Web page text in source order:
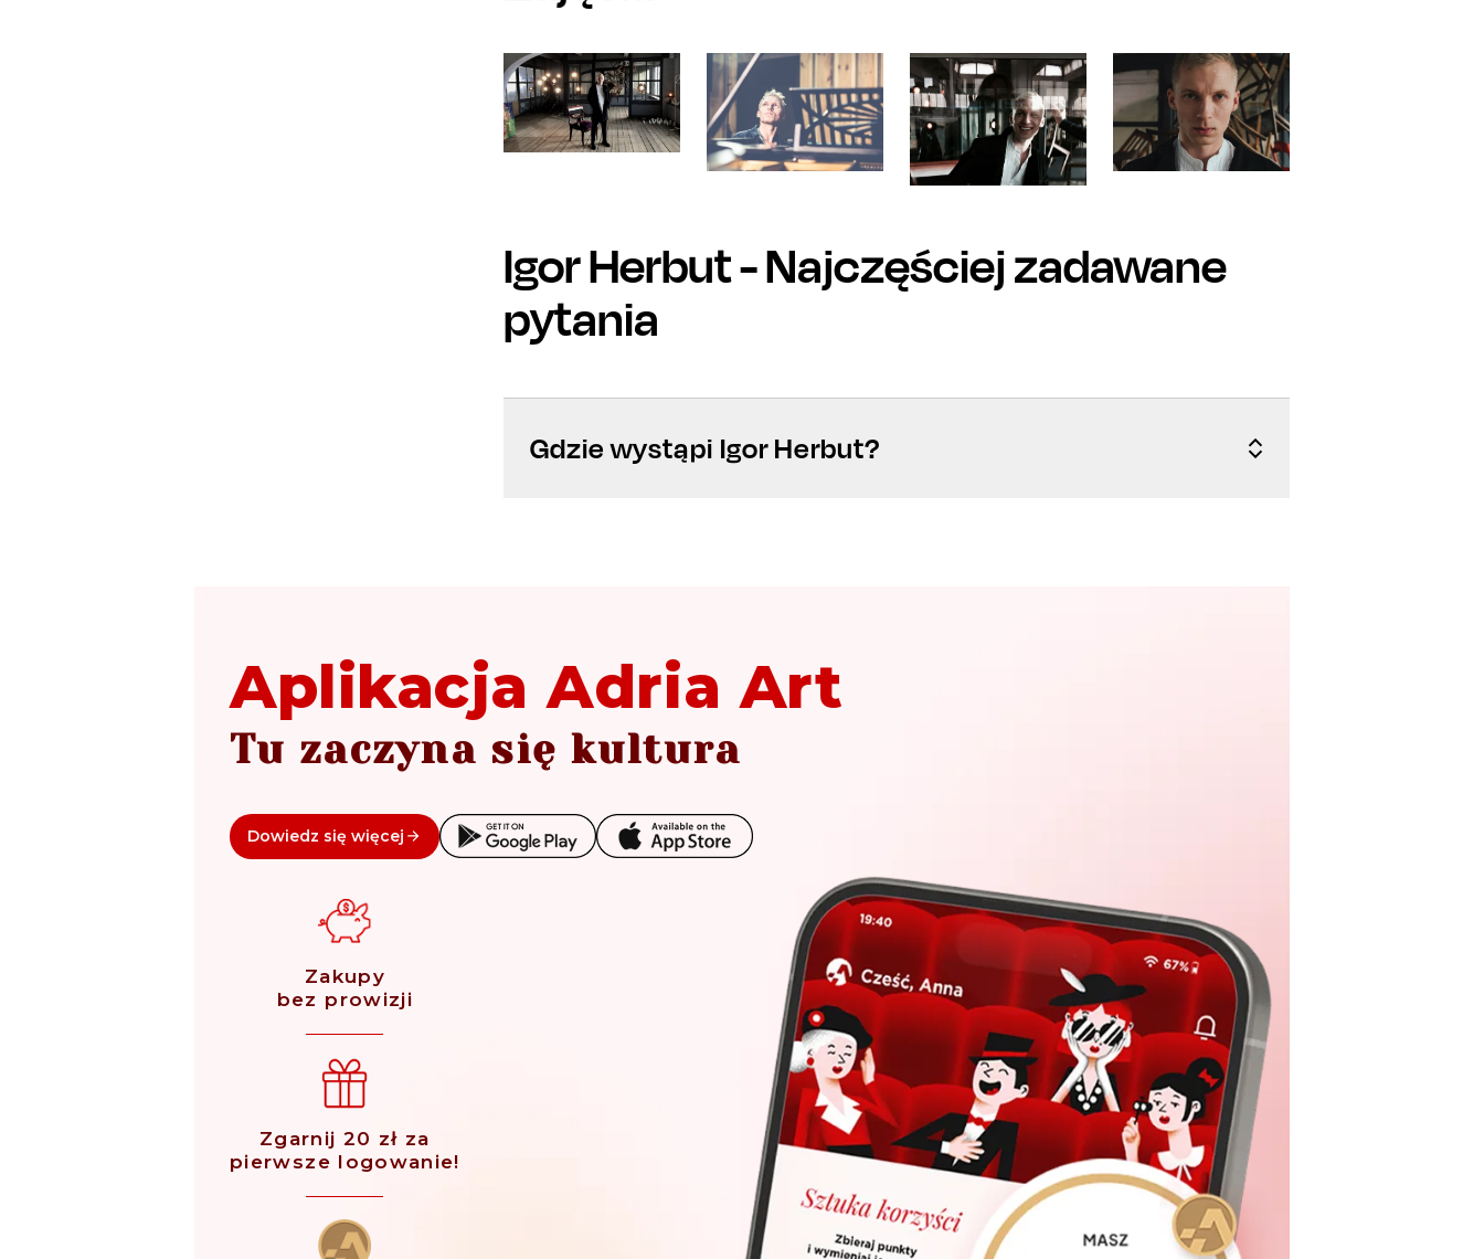
Igor Herbut- Najczęściej zadawane
pytania
Gdzie wystąpi Igor Herbut?
Aplikacja Adria Art
Tu zaczyna się kultura
Dowiedz się więcej
Zakupy
bez prowizji
Zgarnij 20 zł za
pierwsze logowanie!